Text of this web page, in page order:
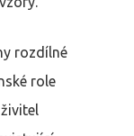
rozdílné
role